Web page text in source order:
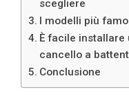
scegliere
I modelli più
È facile installare
cancello a
Conclusione